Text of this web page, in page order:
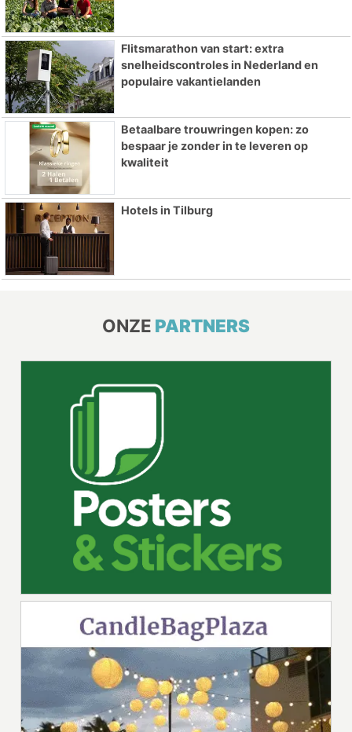
Flitsmarathon van start: extra
snelheidscontroles in Nederland en
populaire vakantielanden
Betaalbare trouwringen kopen: zo
bespaar je zonder in te leveren op
kwaliteit
Hotels in Tilburg
ONZE PARTNERS